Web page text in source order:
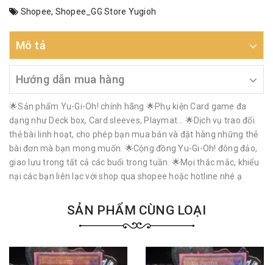
Shopee, Shopee_GG Store Yugioh
Mô tả
Hướng dẫn mua hàng
🌟Sản phẩm Yu-Gi-Oh! chính hãng 🌟Phụ kiện Card game đa
dạng như Deck box, Card sleeves, Playmat… 🌟Dịch vụ trao đổi
thẻ bài linh hoạt, cho phép bạn mua bán và đặt hàng những thẻ
bài đơn mà bạn mong muốn. 🌟Cộng đồng Yu-Gi-Oh! đông đảo,
giao lưu trong tất cả các buổi trong tuần. 🌟Mọi thắc mắc, khiếu
nại các bạn liên lạc với shop qua shopee hoặc hotline nhé ạ
SẢN PHẨM CÙNG LOẠI